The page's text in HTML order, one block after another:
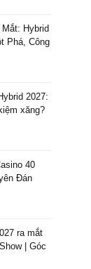
Mắt: Hybrid
Phá, Công
2027:
xăng?
40
Đán
ra mắt
| Góc